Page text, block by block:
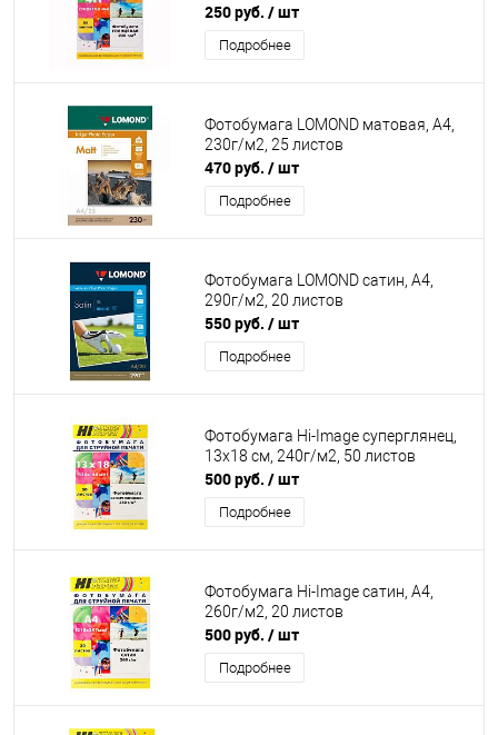
250 руб. / шт
Подробнее
Фотобумага LOMOND матовая, А4,
230г/м2, 25 листов
470 руб. / шт
Подробнее
Фотобумага LOMOND сатин, А4,
290г/м2, 20 листов
550 руб. / шт
Подробнее
Фотобумага Hi-Image суперглянец,
13x18 см, 240г/м2, 50 листов
500 руб. / шт
Подробнее
Фотобумага Hi-Image сатин, А4,
260г/м2, 20 листов
500 руб. / шт
Подробнее